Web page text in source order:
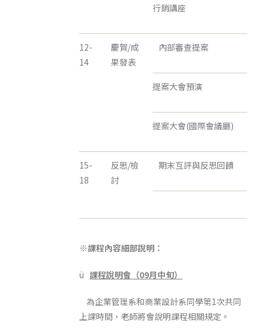
行銷講座
12-
14
慶賀/成
果發表
內部審查提案
提案大會預演
提案大會(國際會議廳)
15-
18
反思/檢
討
期末互評與反思回饋
※課程內容細部說明：
ü課程說明會（09月中旬）
為企業管理系和商業設計系同學第1次共同
上課時間，老師將會說明課程相關規定。